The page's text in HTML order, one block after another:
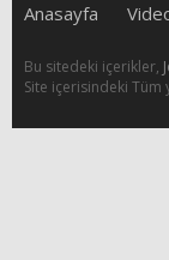
Anasayfa
Bu sitedeki içerikler,
Site içerisindeki